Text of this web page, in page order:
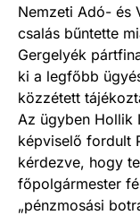
Nemzeti Adó- és
csalás bűntette
Gergelyék
ki a legfőbb
közzétett
Az ügyben Hollik
képviselő fordult
kérdezve, hogy
főpolgármester
„pénzmosási